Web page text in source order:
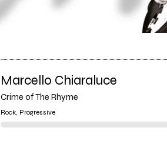
Marcello Chiaraluce
Crime of The Rhyme
Rock, Progressive